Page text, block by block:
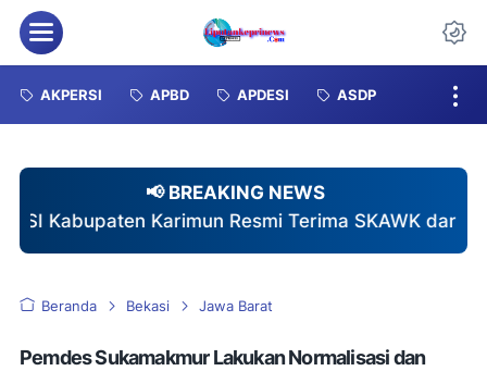
Menu
AKPERSI APBD APDESI ASDP
📢 BREAKING NEWS
DPC
Beranda Bekasi Jawa Barat
Pemdes Sukamakmur Lakukan Normalisasi dan